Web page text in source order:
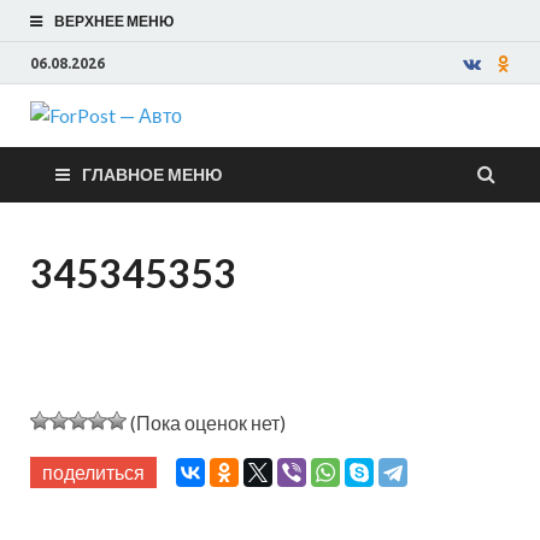
ВЕРХНЕЕ МЕНЮ
06.08.2026
ForPost —
Авто
ГЛАВНОЕ МЕНЮ
345345353
(Пока оценок нет)
поделиться